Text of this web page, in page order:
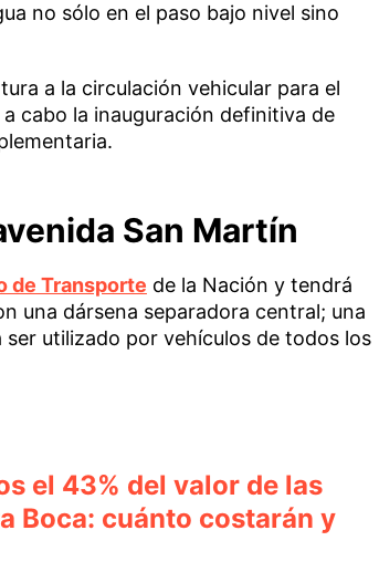
no sólo en el paso bajo nivel sino
a la circulación vehicular para el
cabo la inauguración definitiva de
San Martín
de Transporte de la Nación y tendrá
una dársena separadora central; una
utilizado por vehículos de todos los
el 43% del valor de las
Boca: cuánto costarán y